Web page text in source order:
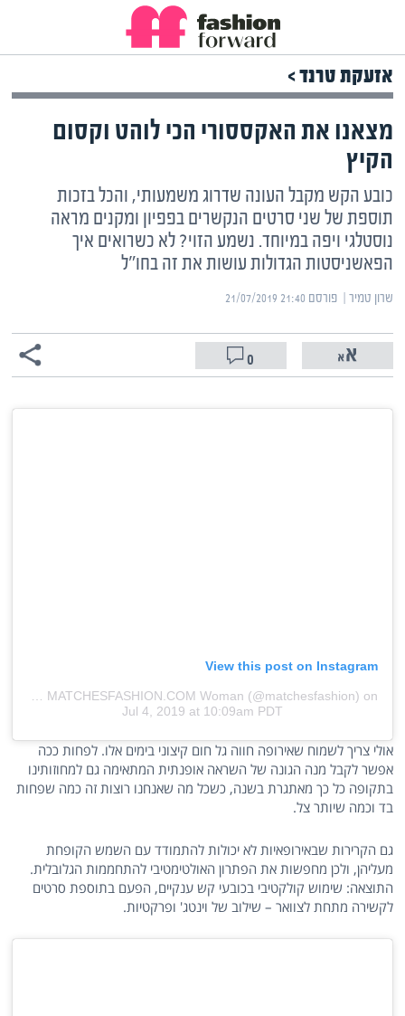
אזעקת טרנד >
מצאנו את האקססורי הכי לוהט וקסום
הקיץ
כובע הקש מקבל העונה שדרוג משמעותי, והכל בזכות
תוספת של שני סרטים הנקשרים בפפיון ומקנים מראה
נוסטלגי ויפה במיוחד. נשמע הזוי? לא כשרואים איך
הפאשניסטות הגדולות עושות את זה בחו"ל
שרון טמיר | ‏פורסם ‎21/07/2019 21:40
0
View this post on Instagram
A post shared by MATCHESFASHION.COM Woman (@matchesfashion)
on
Jul 4, 2019 at 10:09am PDT
אולי צריך לשמוח שאירופה חווה גל חום קיצוני בימים אלו. לפחות ככה
אפשר לקבל מנה הגונה של השראה אופנתית המתאימה גם למחוזותינו
בתקופה כל כך מאתגרת בשנה, כשכל מה שאנחנו רוצות זה כמה שפחות
בד וכמה שיותר צל.
גם הקרירות שבאירופאיות לא יכולות להתמודד עם השמש הקופחת
מעליהן, ולכן מחפשות את הפתרון האולטימטיבי להתחממות הגלובלית.
התוצאה: שימוש קולקטיבי בכובעי קש ענקיים, הפעם בתוספת סרטים
לקשירה מתחת לצוואר – שילוב של וינטג' ופרקטיות.